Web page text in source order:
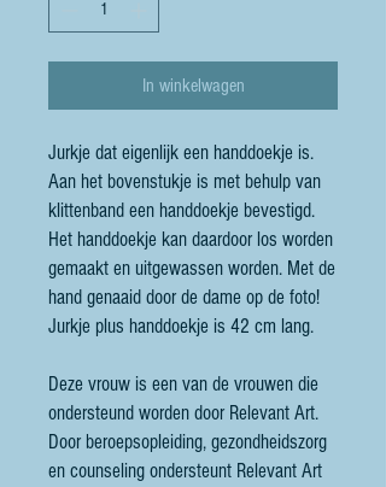
In winkelwagen
Jurkje dat eigenlijk een handdoekje is.
Aan het bovenstukje is met behulp van
klittenband een handdoekje bevestigd.
Het handdoekje kan daardoor los worden
gemaakt en uitgewassen worden. Met de
hand genaaid door de dame op de foto!
Jurkje plus handdoekje is 42 cm lang.
Deze vrouw is een van de vrouwen die
ondersteund worden door Relevant Art.
Door beroepsopleiding, gezondheidszorg
en counseling ondersteunt Relevant Art